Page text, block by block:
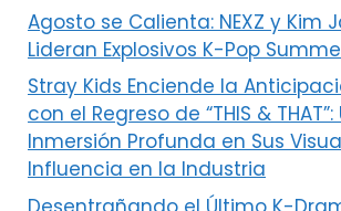
Agosto se Calienta: NEXZ y Kim
Lideran Explosivos K-Pop
Stray Kids Enciende la
con el Regreso de “THIS & THAT”:
Inmersión Profunda en Sus
Influencia en la Industria